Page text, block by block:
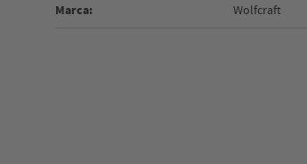
Marca: Wolfcraft